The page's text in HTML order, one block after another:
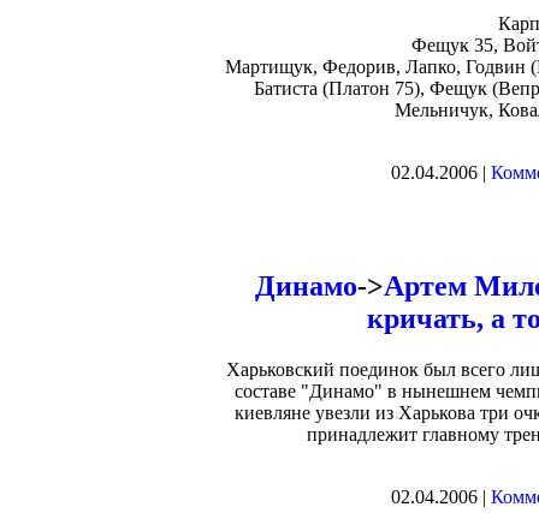
Фещук 35,
Мартищук, Федорив, Лапко, Годвин
Батиста (Платон 75), Фещук
Мельничук,
02.04.2006 |
Динамо->Артем
кричать, а
Харьковский поединок был всего
составе "Динамо" в нынешнем
киевляне увезли из Харькова три
принадлежит главному
02.04.2006 |